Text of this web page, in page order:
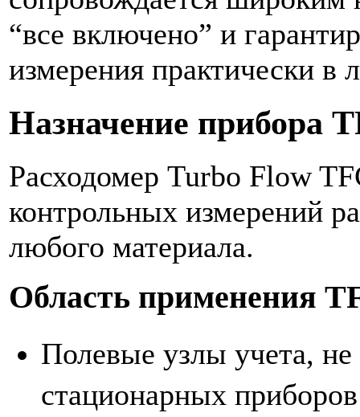
“все включено” и
измерения практически в
Назначение прибора
Расходомер Turbo Flow
контрольных измерений
любого материала.
Область применения
Полевые узлы учета,
стационарных приборов